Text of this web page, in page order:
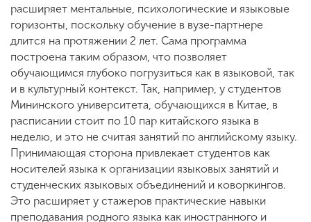
расширяет ментальные, психологические и языковые
горизонты, поскольку обучение в вузе-партнере
длится на протяжении 2 лет. Сама программа
построена таким образом, что позволяет
обучающимся глубоко погрузиться как в языковой, так
и в культурный контекст. Так, например, у студентов
Мининского университета, обучающихся в Китае, в
расписании стоит по 10 пар китайского языка в
неделю, и это не считая занятий по английскому языку.
Принимающая сторона привлекает студентов как
носителей языка к организации языковых занятий и
студенческих языковых объединений и коворкингов.
Это расширяет у стажеров практические навыки
преподавания родного языка как иностранного и